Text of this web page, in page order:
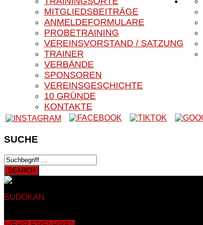
MITGLIEDSBEITRÄGE
ANMELDEFORMULARE
PROBETRAINING
VEREINSVORSTAND / SATZUNG
TRAINER
VERBÄNDE
SPONSOREN
VEREINSGESCHICHTE
10 GRÜNDE
KONTAKTE
SUCHE
BUDOKAN